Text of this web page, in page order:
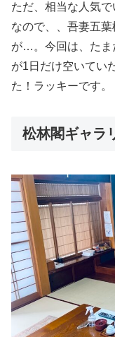
ただ、相当な人気
なので、、吾妻五
が…。今回は、たま
が1日だけ空いてい
た！ラッキーです。
松林閣ギャラ